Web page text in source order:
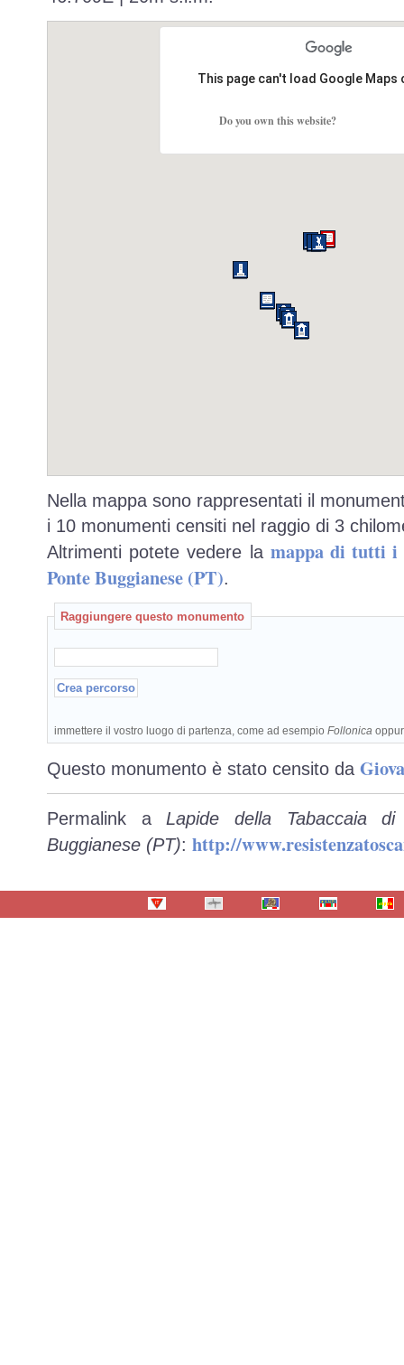
This page can't load Google
Do you own this website?
Nella mappa sono rappresentati il
i 10 monumenti censiti nel raggio di 3
Altrimenti potete vedere la mappa di tutti i
Ponte Buggianese (PT).
Raggiungere questo monumento
immettere il vostro luogo di partenza, come ad esempio Follonica
Questo monumento è stato censito da
Permalink a Lapide della Tabaccaia
Buggianese (PT): http://